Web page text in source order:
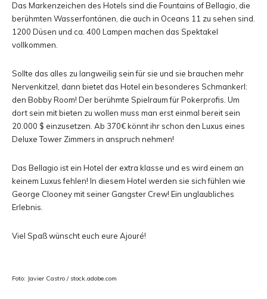
Das Markenzeichen des Hotels sind die Fountains of Bellagio, die
berühmten Wasserfontänen, die auch in Oceans 11 zu sehen sind.
1200 Düsen und ca. 400 Lampen machen das Spektakel
vollkommen.
Sollte das alles zu langweilig sein für sie und sie brauchen mehr
Nervenkitzel, dann bietet das Hotel ein besonderes Schmankerl:
den Bobby Room! Der berühmte Spielraum für Pokerprofis. Um
dort sein mit bieten zu wollen muss man erst einmal bereit sein
20.000 $ einzusetzen. Ab 370€ könnt ihr schon den Luxus eines
Deluxe Tower Zimmers in anspruch nehmen!
Das Bellagio ist ein Hotel der extra klasse und es wird einem an
keinem Luxus fehlen! In diesem Hotel werden sie sich fühlen wie
George Clooney mit seiner Gangster Crew! Ein unglaubliches
Erlebnis.
Viel Spaß wünscht euch eure Ajouré!
Foto: Javier Castro / stock.adobe.com